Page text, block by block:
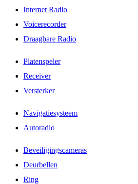
Internet Radio
Voicerecorder
Draagbare Radio
Platenspeler
Receiver
Versterker
Navigatiesysteem
Autoradio
Beveiligingscameras
Deurbellen
Ring